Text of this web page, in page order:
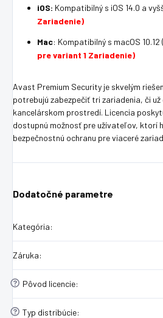
iOS: Kompatibilný s iOS 14.0 a
Zariadenie)
Mac: Kompatibilný s macOS
pre variant 1 Zariadenie)
Avast Premium Security je skvelým
potrebujú zabezpečiť tri zariadenia, či
kancelárskom prostredí. Licencia
dostupnú možnosť pre užívateľov, ktorí
bezpečnostnú ochranu pre viaceré
Dodatočné parametre
Kategória:
Záruka:
? Pôvod licencie:
? Typ distribúcie: